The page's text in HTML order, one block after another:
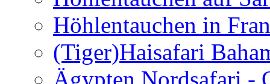
Höhlentauchen in
(Tiger)Haisafari
Ägypten Nordsafari -